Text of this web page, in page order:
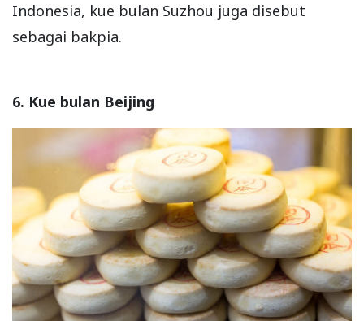
Indonesia, kue bulan Suzhou juga disebut
sebagai bakpia.
6. Kue bulan Beijing